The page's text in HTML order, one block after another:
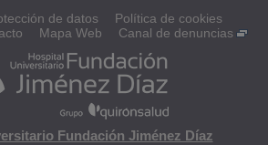
de datos
Política de cookies
Mapa Web Canal de denuncias
Fundación Jiménez Díaz